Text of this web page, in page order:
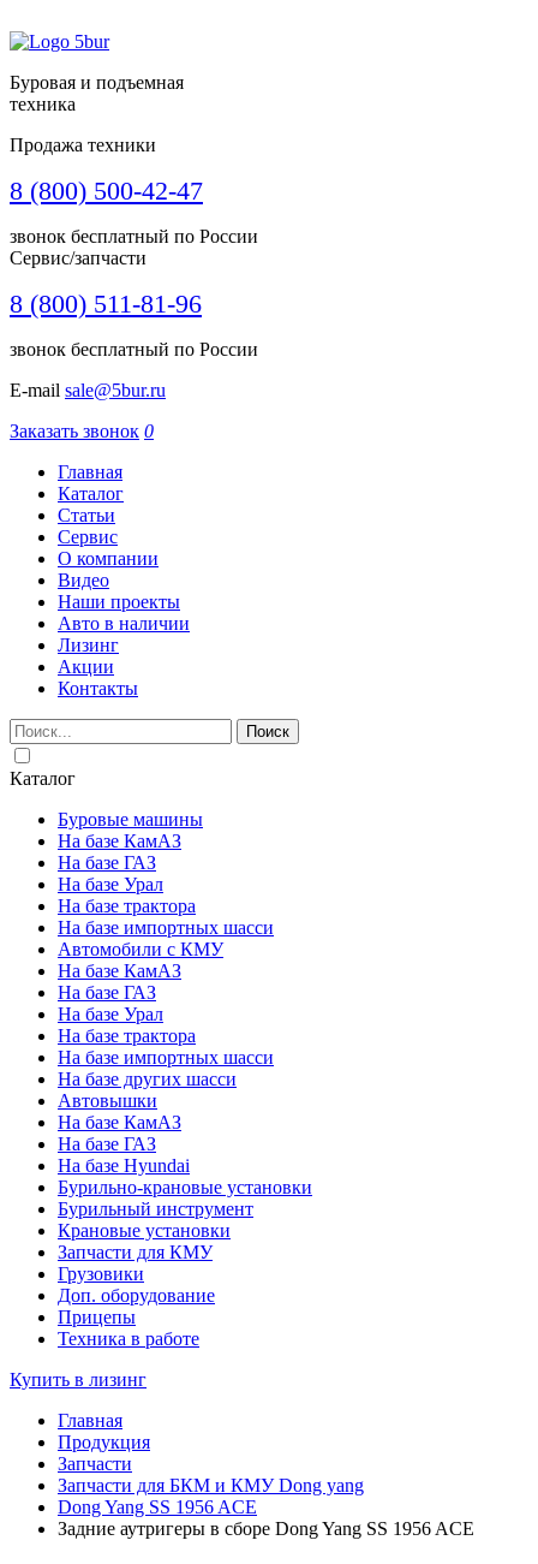
Буровая и подъемная
техника
Продажа техники
8 (800) 500-42-47
звонок бесплатный по России
Сервис/запчасти
8 (800) 511-81-96
звонок бесплатный по России
E-mail sale@5bur.ru
Заказать звонок 0
Главная
Каталог
Статьи
Сервис
О компании
Видео
Наши проекты
Авто в наличии
Лизинг
Акции
Контакты
Поиск
Каталог
Буровые машины
На базе КамАЗ
На базе ГАЗ
На базе Урал
На базе трактора
На базе импортных шасси
Автомобили с КМУ
На базе КамАЗ
На базе ГАЗ
На базе Урал
На базе трактора
На базе импортных шасси
На базе других шасси
Автовышки
На базе КамАЗ
На базе ГАЗ
На базе Hyundai
Бурильно-крановые установки
Бурильный инструмент
Крановые установки
Запчасти для КМУ
Грузовики
Доп. оборудование
Прицепы
Техника в работе
Купить в лизинг
Главная
Продукция
Запчасти
Запчасти для БКМ и КМУ Dong yang
Dong Yang SS 1956 ACE
Задние аутригеры в сборе Dong Yang SS 1956 ACE